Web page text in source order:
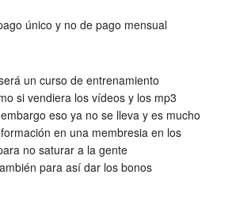
único y no de pago mensual
un curso de entrenamiento
si vendiera los vídeos y los mp3
eso ya no se lleva y es mucho
en una membresia en los
no saturar a la gente
para así dar los bonos